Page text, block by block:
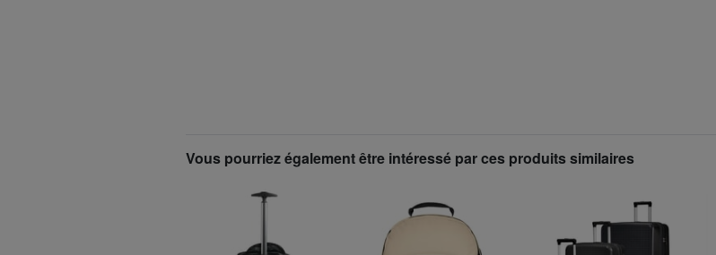
Vous pourriez également être intéressé par ces produits similaires